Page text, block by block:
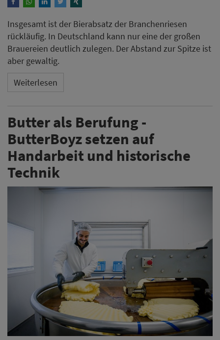
Insgesamt ist der Bierabsatz der Branchenriesen
rückläufig. In Deutschland kann nur eine der großen
Brauereien deutlich zulegen. Der Abstand zur Spitze ist
aber gewaltig.
Weiterlesen
Butter als Berufung -
ButterBoyz setzen auf
Handarbeit und historische
Technik